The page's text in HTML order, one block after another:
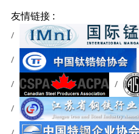
友情链接 :